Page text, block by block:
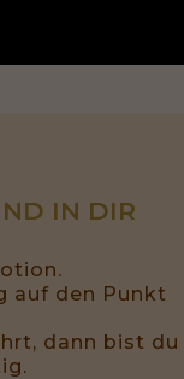
IN DIR
auf den Punkt
dann bist du